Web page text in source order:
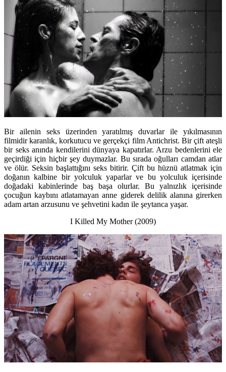
Bir ailenin seks üzerinden yaratılmış duvarlar ile yıkılmasının
filmidir karanlık, korkutucu ve gerçekçi film Antichrist. Bir çift ateşli
bir seks anında kendilerini dünyaya kapatırlar. Arzu bedenlerini ele
geçirdiği için hiçbir şey duymazlar. Bu sırada oğulları camdan atlar
ve ölür. Seksin başlattığını seks bitirir. Çift bu hüznü atlatmak için
doğanın kalbine bir yolculuk yaparlar ve bu yolculuk içerisinde
doğadaki kabinlerinde baş başa olurlar. Bu yalnızlık içerisinde
çocuğun kaybını atlatamayan anne giderek delilik alanına girerken
adam artan arzusunu ve şehvetini kadın ile şeytanca yaşar.
I Killed My Mother (2009)